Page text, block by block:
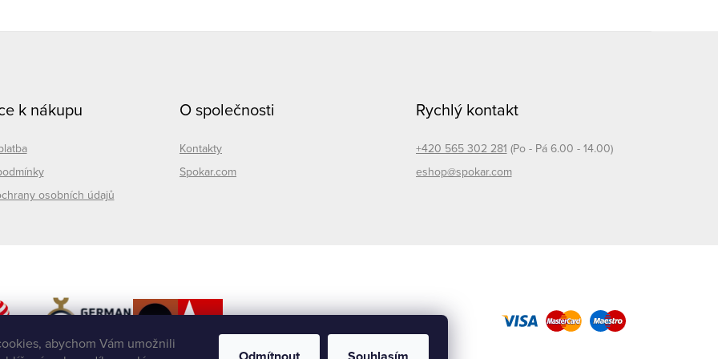
abychom Vám umožnili
k nákupu
osobních údajů
O společnosti
Kontakty
Spokar.com
Rychlý kontakt
+420 565 302 281 (Po - Pá 6.00 - 14.00)
eshop@spokar.com